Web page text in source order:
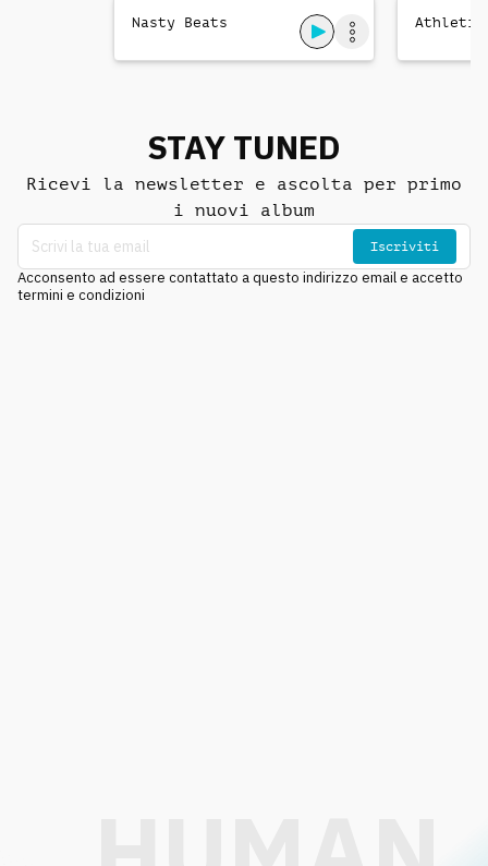
Nasty Beats Athletic
STAY TUNED
Ricevi la newsletter e ascolta per primo
i nuovi album
Iscriviti
Acconsento ad essere contattato a questo indirizzo email e accetto
termini e condizioni